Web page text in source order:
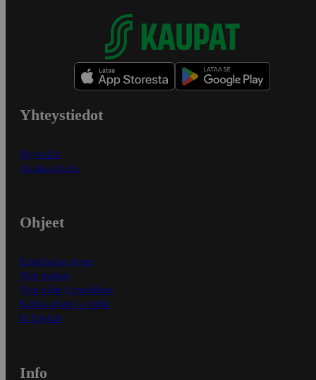
Yhteystiedot
Myymälät
Asiakaspalvelu
Ohjeet
Ensitilaajan ohjeet
Näin maksat
Näin tilaat ja muokkaat
Kaikki ohjeet ja vinkit
In English
Info